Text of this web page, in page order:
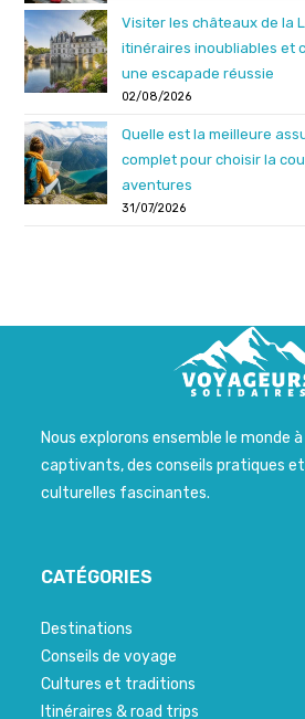
Visiter les châteaux de la
itinéraires inoubliables et
une escapade réussie
02/08/2026
Quelle est la meilleure
complet pour choisir la
aventures
31/07/2026
Nous explorons ensemble le monde
captivants, des conseils pratiques
culturelles fascinantes.
CATÉGORIES
Destinations
Conseils de voyage
Cultures et traditions
Itinéraires & road trips